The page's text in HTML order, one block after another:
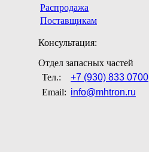
Распродажа
Поставщикам
Консультация:
Отдел запасных частей
Тел.:
+7 (930) 833 0700
Email: info@mhtron.ru